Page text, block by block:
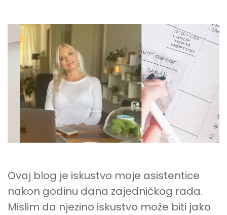
U
GODINU
DANA
RADA
DIGITALNOG
NOMADA?
Ovaj blog je iskustvo moje asistentice
nakon godinu dana zajedničkog rada.
Mislim da njezino iskustvo može biti jako